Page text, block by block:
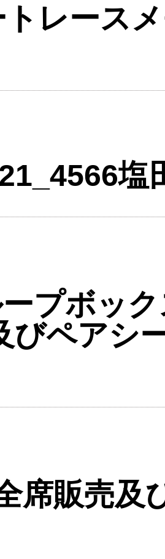
レース
塩
プボッ
びペアシ
席販売及